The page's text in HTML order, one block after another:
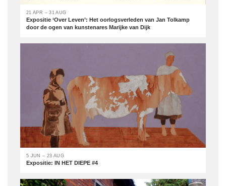
21 APR – 31 AUG
Expositie ‘Over Leven’: Het oorlogsverleden van Jan Tolkamp
door de ogen van kunstenares Marijke van Dijk
5 JUN – 23 AUG
Expositie: IN HET DIEPE #4